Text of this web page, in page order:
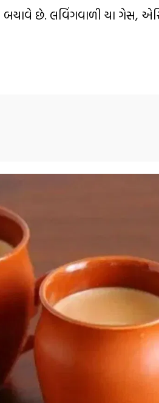
છે. લવિંગવાળી ચા ગેસ,